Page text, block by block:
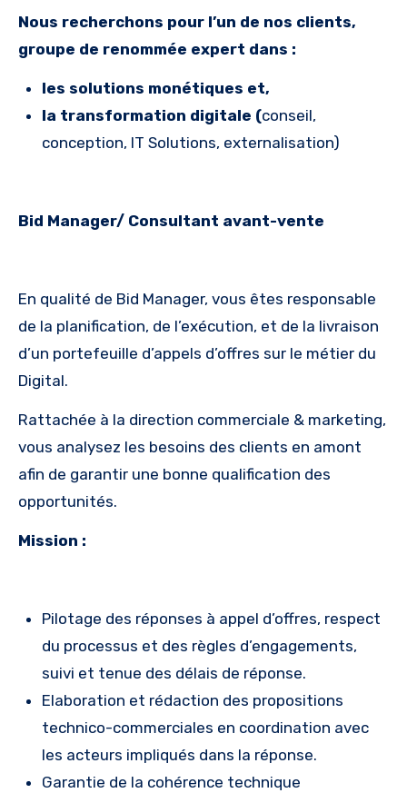
Nous recherchons pour l’un de nos clients,
groupe de renommée expert dans :
les solutions monétiques et,
la transformation digitale (conseil,
conception, IT Solutions, externalisation)
Bid Manager/ Consultant avant-vente
En qualité de Bid Manager, vous êtes responsable
de la planification, de l’exécution, et de la livraison
d’un portefeuille d’appels d’offres sur le métier du
Digital.
Rattachée à la direction commerciale & marketing,
vous analysez les besoins des clients en amont
afin de garantir une bonne qualification des
opportunités.
Mission :
Pilotage des réponses à appel d’offres, respect
du processus et des règles d’engagements,
suivi et tenue des délais de réponse.
Elaboration et rédaction des propositions
technico-commerciales en coordination avec
les acteurs impliqués dans la réponse.
Garantie de la cohérence technique